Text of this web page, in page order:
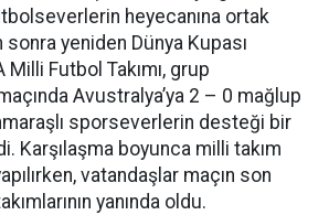
heyecanına ortak
sonra yeniden Dünya Kupası
Milli Futbol Takımı, grup
Avustralya’ya 2 – 0 mağlup
sporseverlerin desteği bir
Karşılaşma boyunca milli takım
vatandaşlar maçın son
yanında oldu.